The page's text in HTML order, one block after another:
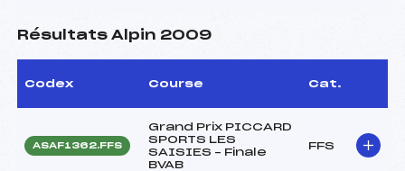
Résultats Alpin 2009
Codex Course Cat.
ASAF1362.FFS
Grand Prix PICCARD
SPORTS LES
SAISIES – Finale
BVAB
FFS